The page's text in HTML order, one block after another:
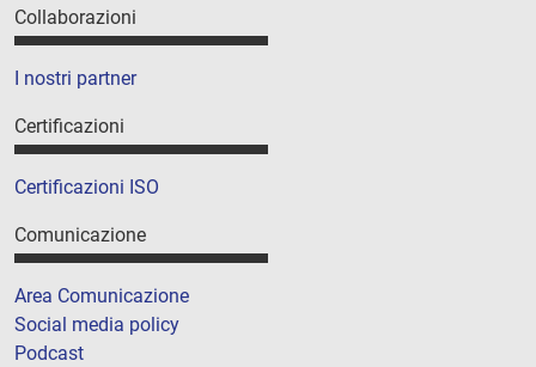
Collaborazioni
I nostri partner
Certificazioni
Certificazioni ISO
Comunicazione
Area Comunicazione
Social media policy
Podcast